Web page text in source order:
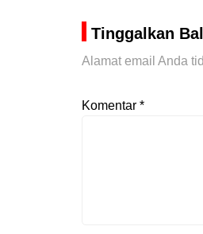
Tinggalkan
Alamat email Anda
Komentar *